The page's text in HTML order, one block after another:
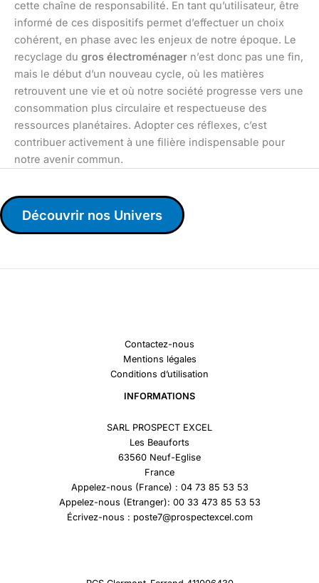
cette chaîne de responsabilité. En tant qu’utilisateur, être
informé de ces dispositifs permet d’effectuer un choix
cohérent, en phase avec les enjeux de notre époque. Le
recyclage du gros électroménager n’est donc pas une fin,
mais le début d’un nouveau cycle, où les matières
retrouvent une vie et où notre société progresse vers une
consommation plus circulaire et respectueuse des
ressources planétaires. Adopter ces réflexes, c’est
contribuer activement à une filière indispensable pour
notre avenir commun.
Découvrir nos Univers
Contactez-nous
Mentions légales
Conditions d’utilisation
INFORMATIONS
SARL PROSPECT EXCEL
Les Beauforts
63560 Neuf-Eglise
France
Appelez-nous (France) : 04 73 85 53 53
Appelez-nous (Etranger): 00 33 473 85 53 53
Écrivez-nous : poste7@prospectexcel.com